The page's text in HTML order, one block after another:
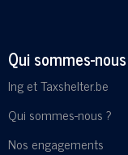
Qui sommes-
Ing et Taxshelter.be
Qui sommes-nous ?
Nos engagements